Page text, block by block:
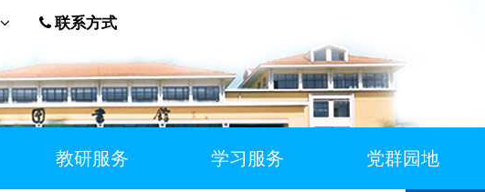
联系方式
教研服务 学习服务 党群园地